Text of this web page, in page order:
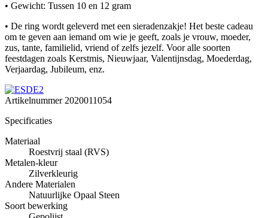
• Gewicht: Tussen 10 en 12 gram
• De ring wordt geleverd met een sieradenzakje! Het beste cadeau
om te geven aan iemand om wie je geeft, zoals je vrouw, moeder,
zus, tante, familielid, vriend of zelfs jezelf. Voor alle soorten
feestdagen zoals Kerstmis, Nieuwjaar, Valentijnsdag, Moederdag,
Verjaardag, Jubileum, enz.
Artikelnummer2020011054
Specificaties
Materiaal
Roestvrij staal (RVS)
Metalen-kleur
Zilverkleurig
Andere Materialen
Natuurlijke Opaal Steen
Soort bewerking